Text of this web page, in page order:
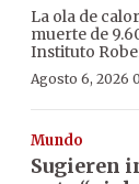
La ola de
muerte de
Instituto
Agosto 6, 2026
Mundo
Sugieren